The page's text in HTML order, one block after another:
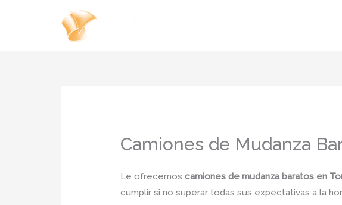
Camiones de Mudanza
Le ofrecemos camiones de mudanza baratos en
cumplir si no superar todas sus expectativas a la